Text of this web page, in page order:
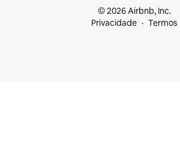
© 2026 Airbnb, Inc.
Privacidade
Termos